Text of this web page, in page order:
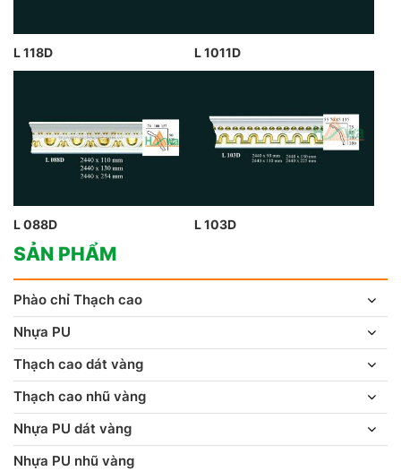
L 118D L 1011D
L 088D L 103D
SẢN PHẨM
Phào chỉ Thạch cao
Nhựa PU
Thạch cao dát vàng
Thạch cao nhũ vàng
Nhựa PU dát vàng
Nhựa PU nhũ vàng